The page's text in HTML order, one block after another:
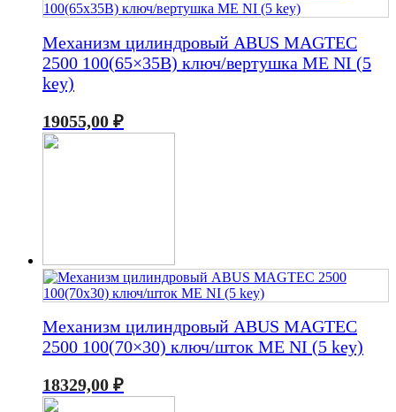
Механизм цилиндровый ABUS MAGTEC
2500 100(65×35В) ключ/вертушка ME NI (5
key)
19055,00 ₽
Механизм цилиндровый ABUS MAGTEC
2500 100(70×30) ключ/шток ME NI (5 key)
18329,00 ₽